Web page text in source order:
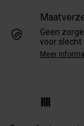
Geen
voor slecht
Meer